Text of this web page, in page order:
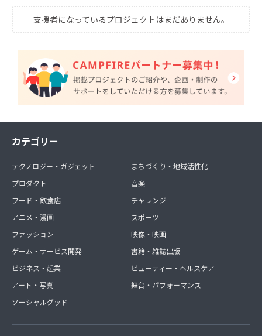
支援者になっているプロジェクトはまだありません。
カテゴリー
テクノロジー・ガジェット
プロダクト
フード・飲食店
アニメ・漫画
ファッション
ゲーム・サービス開発
ビジネス・起業
アート・写真
ソーシャルグッド
まちづくり・地域活性化
音楽
チャレンジ
スポーツ
映像・映画
書籍・雑誌出版
ビューティー・ヘルスケア
舞台・パフォーマンス